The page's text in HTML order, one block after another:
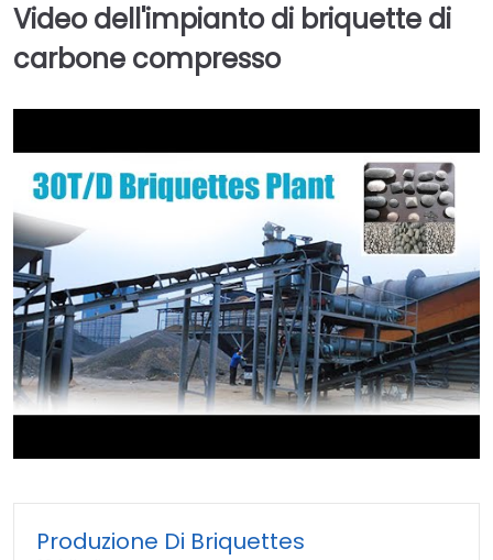
Video dell'impianto di briquette di
carbone compresso
Produzione Di Briquettes